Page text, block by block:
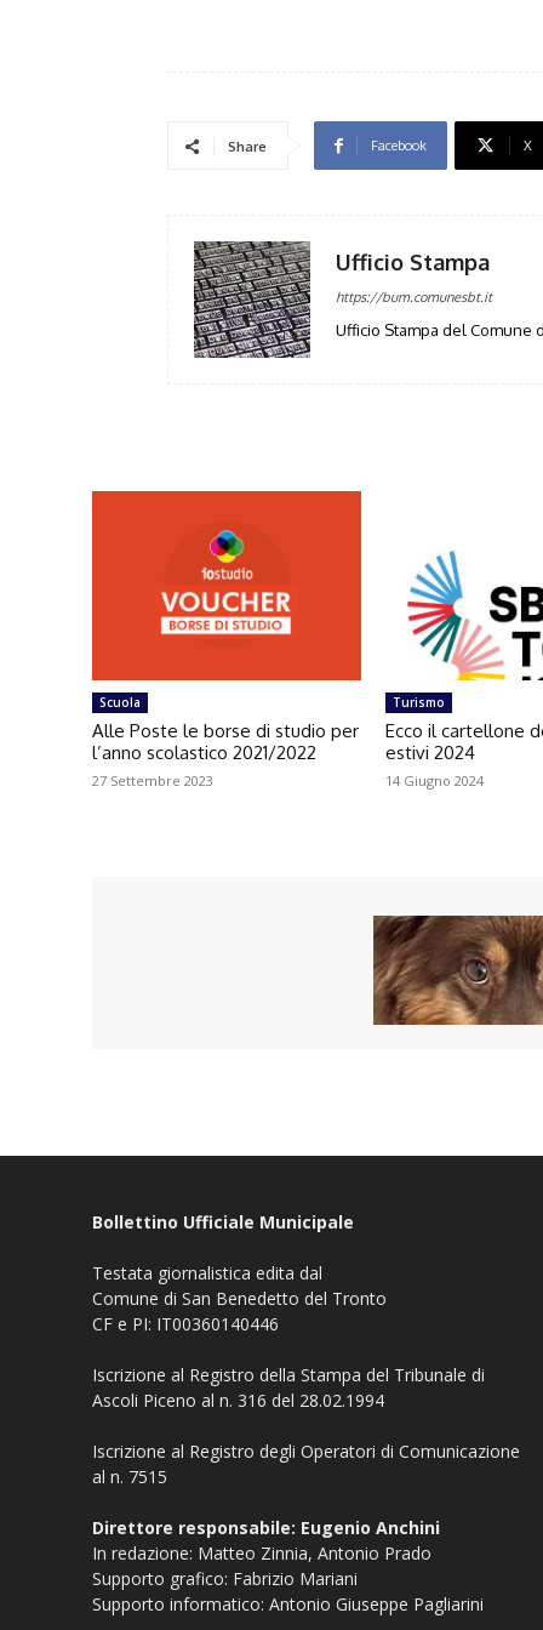
Share Facebook X
Ufficio Stampa
https://bum.comunesbt.it
Ufficio Stampa del Comune
Scuola
Alle Poste le borse di studio per
l’anno scolastico 2021/2022
27 Settembre 2023
Turismo
Ecco il cartellone
estivi 2024
14 Giugno 2024
Bollettino Ufficiale Municipale
Testata giornalistica edita dal
Comune di San Benedetto del Tronto
CF e PI: IT00360140446
Iscrizione al Registro della Stampa del Tribunale di
Ascoli Piceno al n. 316 del 28.02.1994
Iscrizione al Registro degli Operatori di Comunicazione
al n. 7515
Direttore responsabile: Eugenio Anchini
In redazione: Matteo Zinnia, Antonio Prado
Supporto grafico: Fabrizio Mariani
Supporto informatico: Antonio Giuseppe Pagliarini